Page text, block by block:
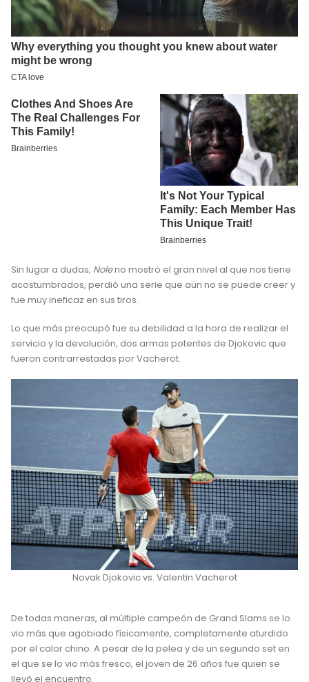
Sin lugar a dudas, Noleno mostró el gran nivel al que nos tiene
acostumbrados, perdió una serie que aún no se puede creer y
fue muy ineficaz en sus tiros.
Lo que más preocupó fue su debilidad a la hora de realizar el
servicio y la devolución, dos armas potentes de Djokovic que
fueron contrarrestadas por Vacherot.
Novak Djokovic vs. Valentin Vacherot
De todas maneras, al múltiple campeón de Grand Slams se lo
vio más que agobiado físicamente, completamente aturdido
por el calor chino. A pesar de la pelea y de un segundo set en
el que se lo vio más fresco, el joven de 26 años fue quien se
llevó el encuentro.